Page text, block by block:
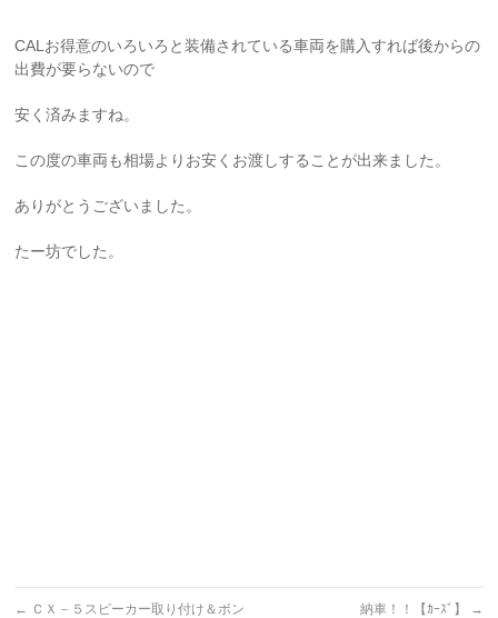
CALお得意のいろいろと装備されている車両を購入すれば後からの
出費が要らないので
安く済みますね。
この度の車両も相場よりお安くお渡しすることが出来ました。
ありがとうございました。
たー坊でした。
← ＣＸ－５スピーカー取り付け＆ボン
納車！！【ｶｰｽﾞ】 →